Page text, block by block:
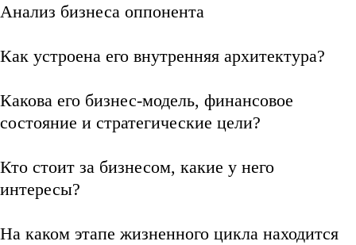
Анализ бизнеса оппонента
Как устроена его внутренняя архитектура?
Какова его бизнес-модель, финансовое
состояние и стратегические цели?
Кто стоит за бизнесом, какие у него
интересы?
На каком этапе жизненного цикла находится